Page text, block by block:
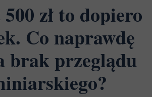
zł to dopiero
Co naprawdę
brak przeglądu